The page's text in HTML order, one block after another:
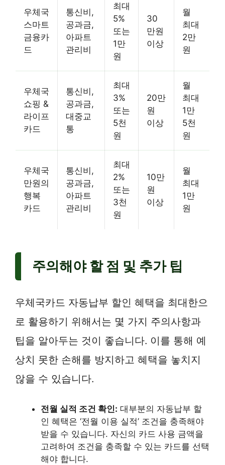
우체국
스마트
금융카
드
통신비,
공과금,
아파트
관리비
최대
5%
또는
1만
원
30
만원
이상
월
최대
2만
원
우체국
쇼핑 &
라이프
카드
통신비,
공과금,
대중교
통
최대
3%
또는
5천
원
20만
원
이상
월
최대
1만
5천
원
우체국
만원의
행복
카드
통신비,
공과금,
아파트
관리비
최대
2%
또는
3천
원
10만
원
이상
월
최대
1만
원
주의해야 할 점 및 추가 팁
우체국카드 자동납부 할인 혜택을 최대한으
로 활용하기 위해서는 몇 가지 주의사항과
팁을 알아두는 것이 좋습니다. 이를 통해 예
상치 못한 손해를 방지하고 혜택을 놓치지
않을 수 있습니다.
전월 실적 조건 확인: 대부분의 자동납부 할
인 혜택은 ‘전월 이용 실적’ 조건을 충족해야
받을 수 있습니다. 자신의 카드 사용 금액을
고려하여 조건을 충족할 수 있는 카드를 선택
해야 합니다.